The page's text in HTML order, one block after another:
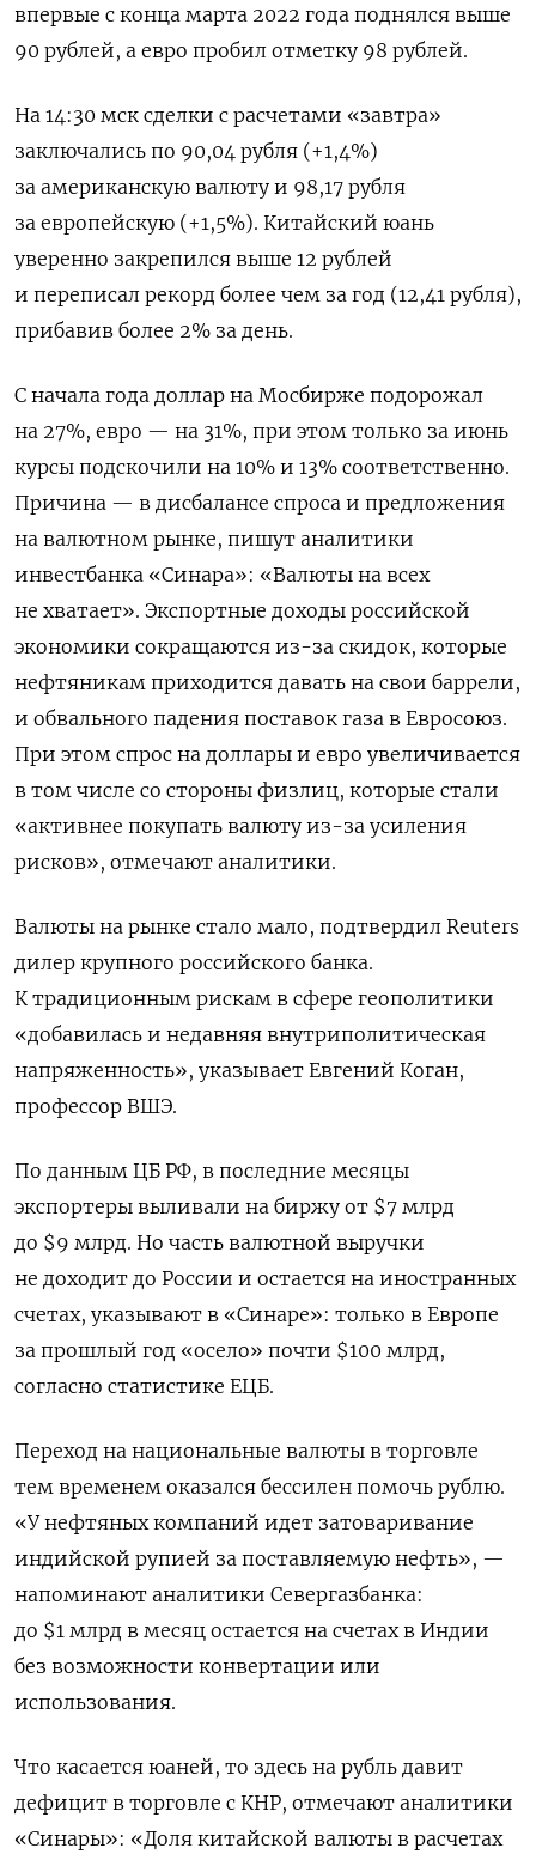
впервые с конца марта 2022 года поднялся выше
90 рублей, а евро пробил отметку 98 рублей.
На 14:30 мск сделки с расчетами «завтра»
заключались по 90,04 рубля (+1,4%)
за американскую валюту и 98,17 рубля
за европейскую (+1,5%). Китайский юань
уверенно закрепился выше 12 рублей
и переписал рекорд более чем за год (12,41 рубля),
прибавив более 2% за день.
С начала года доллар на Мосбирже подорожал
на 27%, евро — на 31%, при этом только за июнь
курсы подскочили на 10% и 13% соответственно.
Причина — в дисбалансе спроса и предложения
на валютном рынке, пишут аналитики
инвестбанка «Синара»: «Валюты на всех
не хватает». Экспортные доходы российской
экономики сокращаются из-за скидок, которые
нефтяникам приходится давать на свои баррели,
и обвального падения поставок газа в Евросоюз.
При этом спрос на доллары и евро увеличивается
в том числе со стороны физлиц, которые стали
«активнее покупать валюту из-за усиления
рисков», отмечают аналитики.
Валюты на рынке стало мало, подтвердил Reuters
дилер крупного российского банка.
К традиционным рискам в сфере геополитики
«добавилась и недавняя внутриполитическая
напряженность», указывает Евгений Коган,
профессор ВШЭ.
По данным ЦБ РФ, в последние месяцы
экспортеры выливали на биржу от $7 млрд
до $9 млрд. Но часть валютной выручки
не доходит до России и остается на иностранных
счетах, указывают в «Синаре»: только в Европе
за прошлый год «осело» почти $100 млрд,
согласно статистике ЕЦБ.
Переход на национальные валюты в торговле
тем временем оказался бессилен помочь рублю.
«У нефтяных компаний идет затоваривание
индийской рупией за поставляемую нефть», —
напоминают аналитики Севергазбанка:
до $1 млрд в месяц остается на счетах в Индии
без возможности конвертации или
использования.
Что касается юаней, то здесь на рубль давит
дефицит в торговле с КНР, отмечают аналитики
«Синары»: «Доля китайской валюты в расчетах